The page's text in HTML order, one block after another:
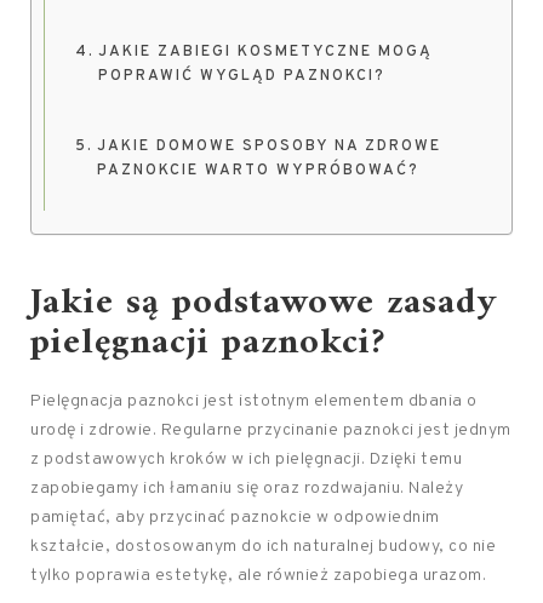
JAKIE ZABIEGI KOSMETYCZNE MOGĄ
POPRAWIĆ WYGLĄD PAZNOKCI?
JAKIE DOMOWE SPOSOBY NA ZDROWE
PAZNOKCIE WARTO WYPRÓBOWAĆ?
Jakie są podstawowe zasady
pielęgnacji paznokci?
Pielęgnacja paznokci jest istotnym elementem dbania o
urodę i zdrowie. Regularne przycinanie paznokci jest jednym
z podstawowych kroków w ich pielęgnacji. Dzięki temu
zapobiegamy ich łamaniu się oraz rozdwajaniu. Należy
pamiętać, aby przycinać paznokcie w odpowiednim
kształcie, dostosowanym do ich naturalnej budowy, co nie
tylko poprawia estetykę, ale również zapobiega urazom.